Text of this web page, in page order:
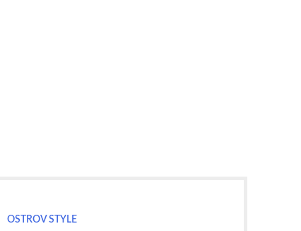
OSTROV STYLE